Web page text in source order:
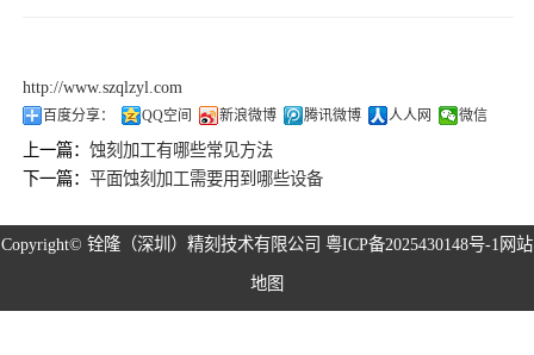
http://www.szqlzyl.com
百度分享： QQ空间 新浪微博 腾讯微博 人人网 微信
上一篇：蚀刻加工有哪些常见方法
下一篇：平面蚀刻加工需要用到哪些设备
Copyright© 铨隆（深圳）精刻技术有限公司 粤ICP备2025430148号-1 网站
地图
标牌铭牌系列
超薄垫片系列
磁性治具钢片系